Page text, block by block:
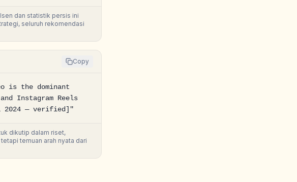
dan statistik persis ini
seluruh rekomendasi
Copy
is the dominant
Instagram Reels
2024 — verified]"
dikutip dalam riset,
temuan arah nyata dari